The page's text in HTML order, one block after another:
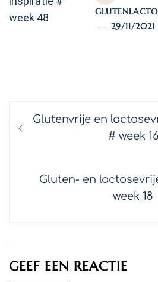
29/11/2021
Bericht
navigatie
Previous
Glutenvrije en
# week 16
Next
Gluten- en
week 18
GEEF EEN REACTIE